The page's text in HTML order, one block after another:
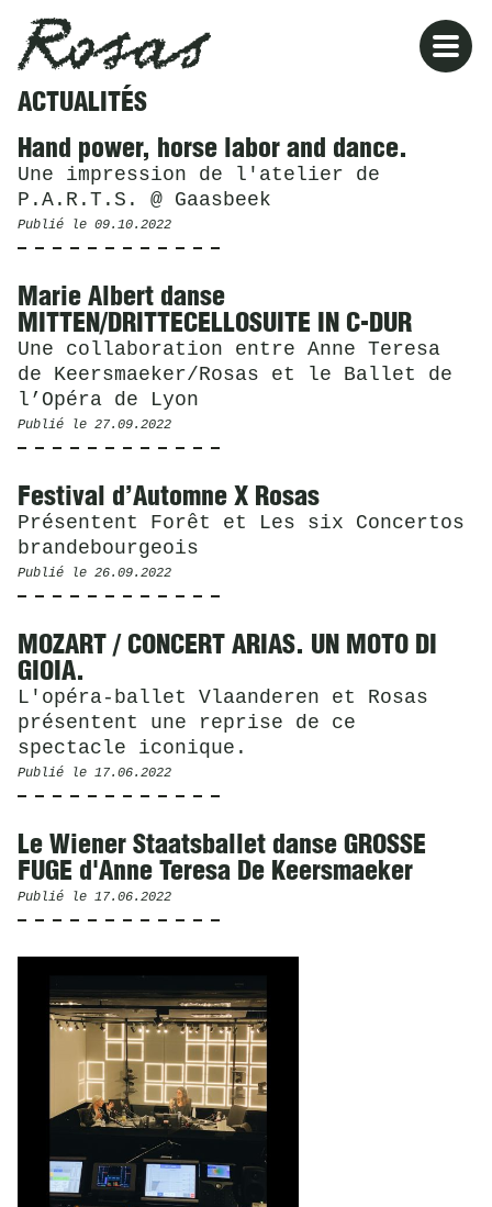
ACTUALITÉS
Hand power, horse labor and dance.
Une impression de l'atelier de
P.A.R.T.S. @ Gaasbeek
Publié le 09.10.2022
Marie Albert danse
MITTEN/DRITTECELLOSUITE IN C-DUR
Une collaboration entre Anne Teresa
de Keersmaeker/Rosas et le Ballet de
l’Opéra de Lyon
Publié le 27.09.2022
Festival d’Automne X Rosas
Présentent Forêt et Les six Concertos
brandebourgeois
Publié le 26.09.2022
MOZART / CONCERT ARIAS. UN MOTO DI
GIOIA.
L'opéra-ballet Vlaanderen et Rosas
présentent une reprise de ce
spectacle iconique.
Publié le 17.06.2022
Le Wiener Staatsballet danse GROSSE
FUGE d'Anne Teresa De Keersmaeker
Publié le 17.06.2022